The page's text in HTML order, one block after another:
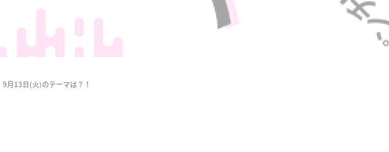
9月13日(火)のテーマは？！